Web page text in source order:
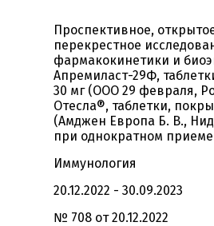
Проспективное,
перекрестное
фармакокинетики и
Апремиласт-29Ф,
30 мг (ООО 29 февраля,
Отесла®, таблетки,
(Амджен Европа Б. В.,
при однократном
Иммунология
20.12.2022 - 30.09.2023
№ 708 от 20.12.2022